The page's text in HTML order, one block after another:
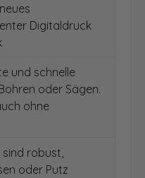
Digitaldruck
und schnelle
oder Sägen.
ohne
sind robust,
oder Putz